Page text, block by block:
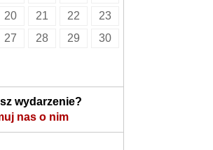
20 21 22
23
27 28 29
30
wydarzenie?
nas o nim